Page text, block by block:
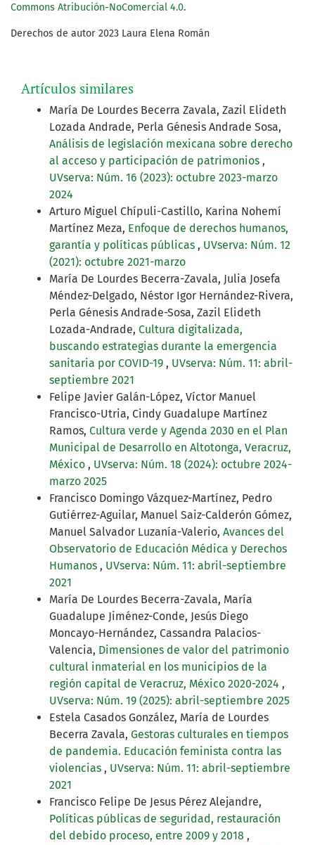
Commons Atribución-NoComercial 4.0.
Derechos de autor 2023 Laura Elena Román
Artículos similares
María De Lourdes Becerra Zavala, Zazil Elideth
Lozada Andrade, Perla Génesis Andrade Sosa,
Análisis de legislación mexicana sobre derecho
al acceso y participación de patrimonios ,
UVserva: Núm. 16 (2023): octubre 2023-marzo
2024
Arturo Miguel Chípuli-Castillo, Karina Nohemí
Martínez Meza, Enfoque de derechos humanos,
garantía y políticas públicas , UVserva: Núm. 12
(2021): octubre 2021-marzo
María De Lourdes Becerra-Zavala, Julia Josefa
Méndez-Delgado, Néstor Igor Hernández-Rivera,
Perla Génesis Andrade-Sosa, Zazil Elideth
Lozada-Andrade, Cultura digitalizada,
buscando estrategias durante la emergencia
sanitaria por COVID-19 , UVserva: Núm. 11: abril-
septiembre 2021
Felipe Javier Galán-López, Víctor Manuel
Francisco-Utria, Cindy Guadalupe Martínez
Ramos, Cultura verde y Agenda 2030 en el Plan
Municipal de Desarrollo en Altotonga, Veracruz,
México , UVserva: Núm. 18 (2024): octubre 2024-
marzo 2025
Francisco Domingo Vázquez-Martínez, Pedro
Gutiérrez-Aguilar, Manuel Saiz-Calderón Gómez,
Manuel Salvador Luzanía-Valerio, Avances del
Observatorio de Educación Médica y Derechos
Humanos , UVserva: Núm. 11: abril-septiembre
2021
María De Lourdes Becerra-Zavala, María
Guadalupe Jiménez-Conde, Jesús Diego
Moncayo-Hernández, Cassandra Palacios-
Valencia, Dimensiones de valor del patrimonio
cultural inmaterial en los municipios de la
región capital de Veracruz, México 2020-2024 ,
UVserva: Núm. 19 (2025): abril-septiembre 2025
Estela Casados González, María de Lourdes
Becerra Zavala, Gestoras culturales en tiempos
de pandemia. Educación feminista contra las
violencias , UVserva: Núm. 11: abril-septiembre
2021
Francisco Felipe De Jesus Pérez Alejandre,
Políticas públicas de seguridad, restauración
del debido proceso, entre 2009 y 2018 ,